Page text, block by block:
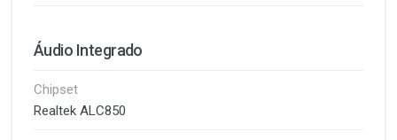
Áudio Integrado
Chipset
Realtek ALC850